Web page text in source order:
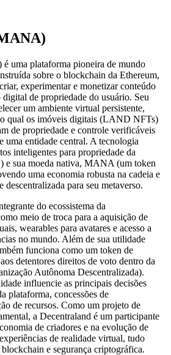
uma plataforma pioneira de mundo
sobre o blockchain da Ethereum,
experimentar e monetizar conteúdo
de propriedade do usuário. Seu
um ambiente virtual persistente,
qual os imóveis digitais (LAND NFTs)
de propriedade e controle verificáveis
uma entidade central. A tecnologia
inteligentes para propriedade da
sua moeda nativa, MANA (um token
uma economia robusta na cadeia e
descentralizada para seu metaverso.
do ecossistema da
meio de troca para a aquisição de
wearables para avatares e acesso a
no mundo. Além de sua utilidade
funciona como um token de
detentores direitos de voto dentro da
Autônoma Descentralizada).
influencie as principais decisões
plataforma, concessões de
de recursos. Como um projeto de
a Decentraland é um participante
de criadores e na evolução de
de realidade virtual, tudo
e segurança criptográfica.